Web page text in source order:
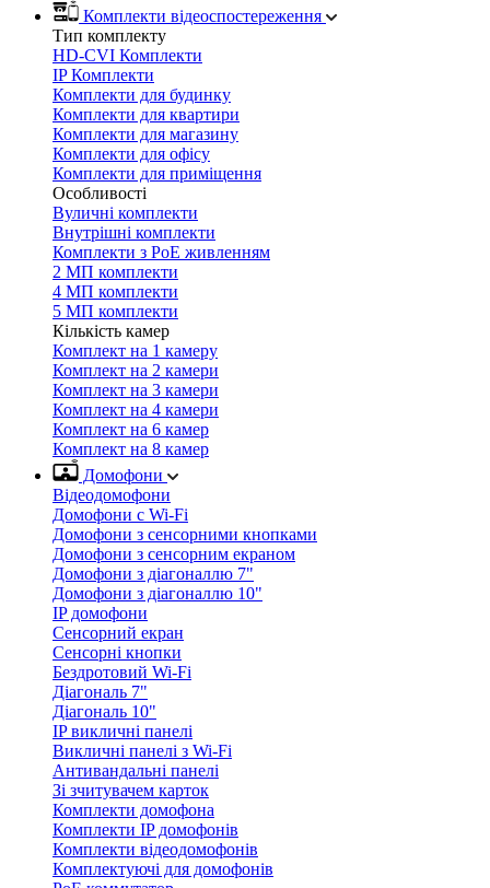
Комплекти відеоспостереження
Тип комплекту
HD-CVI Комплекти
IP Комплекти
Комплекти для будинку
Комплекти для квартири
Комплекти для магазину
Комплекти для офісу
Комплекти для приміщення
Особливості
Вуличні комплекти
Внутрішні комплекти
Комплекти з PoE живленням
2 МП комплекти
4 МП комплекти
5 МП комплекти
Кількість камер
Комплект на 1 камеру
Комплект на 2 камери
Комплект на 3 камери
Комплект на 4 камери
Комплект на 6 камер
Комплект на 8 камер
Домофони
Відеодомофони
Домофони с Wi-Fi
Домофони з сенсорними кнопками
Домофони з сенсорним екраном
Домофони з діагоналлю 7"
Домофони з діагоналлю 10"
IP домофони
Сенсорний екран
Сенсорні кнопки
Бездротовий Wi-Fi
Діагональ 7"
Діагональ 10"
IP викличні панелі
Викличні панелі з Wi-Fi
Антивандальні панелі
Зі зчитувачем карток
Комплекти домофона
Комплекти IP домофонів
Комплекти відеодомофонів
Комплектуючі для домофонів